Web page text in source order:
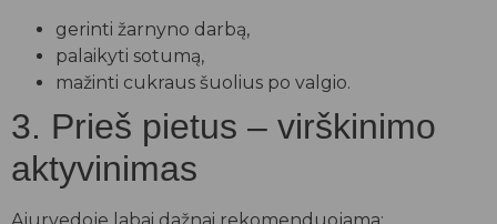
gerinti žarnyno darbą,
palaikyti sotumą,
mažinti cukraus šuolius po valgio.
3. Prieš pietus – virškinimo
aktyvinimas
Ajurvedoje labai dažnai rekomenduojama: